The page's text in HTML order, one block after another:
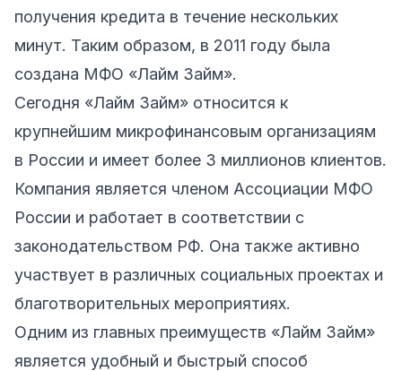
получения кредита в течение нескольких
минут. Таким образом, в 2011 году была
создана МФО «Лайм Займ».
Сегодня «Лайм Займ» относится к
крупнейшим микрофинансовым организациям
в России и имеет более 3 миллионов клиентов.
Компания является членом Ассоциации МФО
России и работает в соответствии с
законодательством РФ. Она также активно
участвует в различных социальных проектах и
благотворительных мероприятиях.
Одним из главных преимуществ «Лайм Займ»
является удобный и быстрый способ